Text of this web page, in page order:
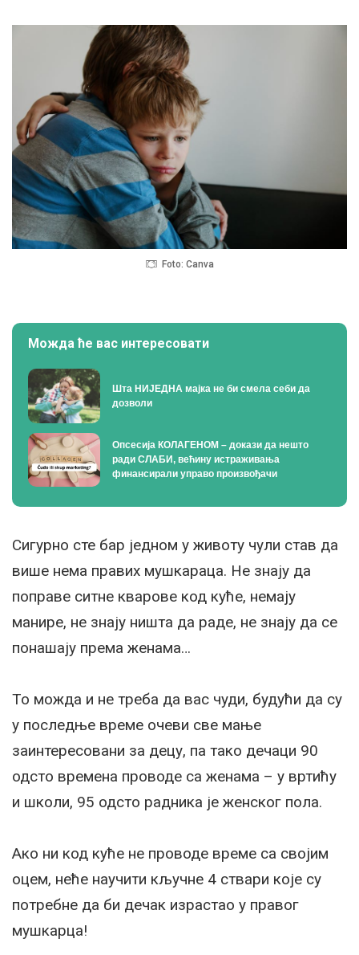
Foto: Canva
Можда ће вас интересовати
Шта НИЈЕДНА мајка не би смела себи да
дозволи
Опсесија КОЛАГЕНОМ – докази да нешто
ради СЛАБИ, већину истраживања
финансирали управо произвођачи
Сигурно сте бар једном у животу чули став да
више нема правих мушкараца. Не знају да
поправе ситне кварове код куће, немају
манире, не знају ништа да раде, не знају да се
понашају према женама…
То можда и не треба да вас чуди, будући да су
у последње време очеви све мање
заинтересовани за децу, па тако дечаци 90
одсто времена проводе са женама – у вртићу
и школи, 95 одсто радника је женског пола.
Ако ни код куће не проводе време са својим
оцем, неће научити кључне 4 ствари које су
потребне да би дечак израстао у правог
мушкарца!